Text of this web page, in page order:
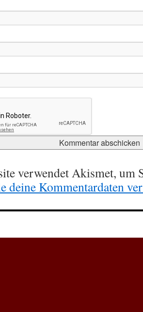
verwendet Akismet, um
deine Kommentardaten